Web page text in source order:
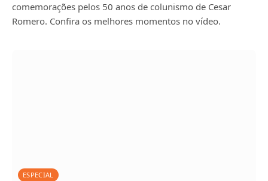
comemorações pelos 50 anos de colunismo de Cesar
Romero. Confira os melhores momentos no vídeo.
ESPECIAL